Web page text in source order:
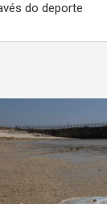
do deporte